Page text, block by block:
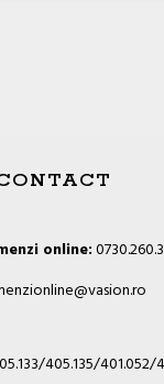
online:
405.135/401.052/